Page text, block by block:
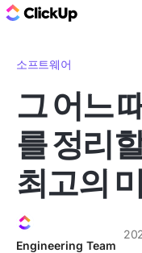
소프트웨어
그 어느
를 정리
최고의
Engineering Team